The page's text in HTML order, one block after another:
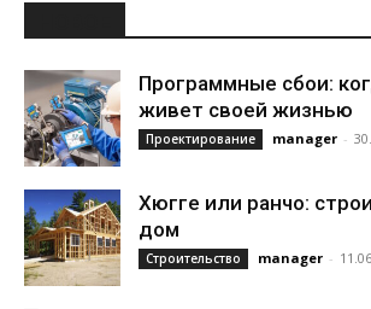
Программные сбои:
живет своей жизнью
Проектирование manager -
Хюгге или ранчо:
дом
Строительство manager -